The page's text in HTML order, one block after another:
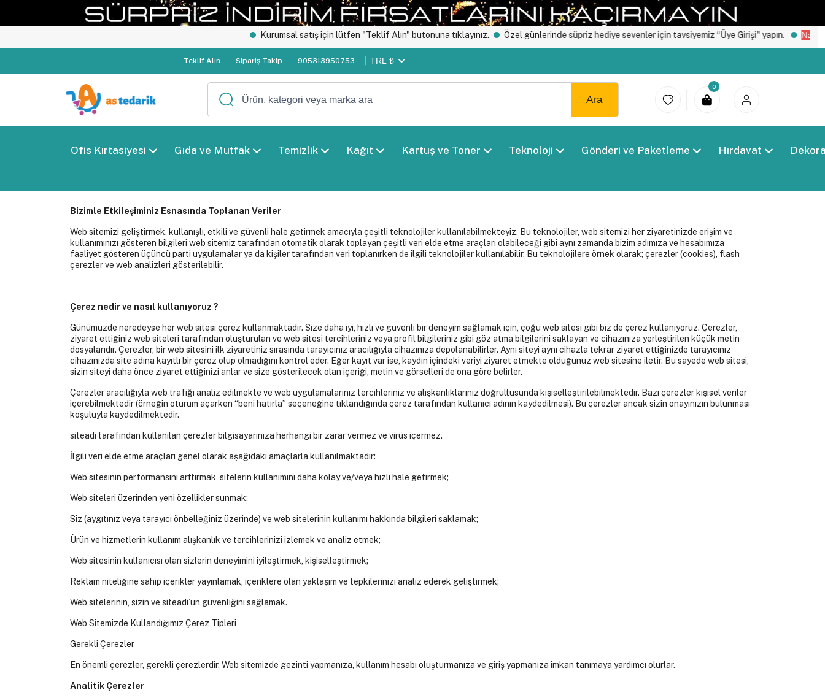
Kurumsal satış için lütfen "Teklif Alın" butonuna tıklayınız. Özel günlerinde süpriz hediye sevenler için tavsiyemiz “Üye Girişi" yapın. Nakit / Kredi
Teklif Alın Sipariş Takip 905313950753 TRL ₺
Ara
0
Ofis Kırtasiyesi Gıda ve Mutfak Temizlik Kağıt Kartuş ve Toner Teknoloji Gönderi ve Paketleme Hırdavat
Bizimle Etkileşiminiz Esnasında Toplanan Veriler
Web sitemizi geliştirmek, kullanışlı, etkili ve güvenli hale getirmek amacıyla çeşitli teknolojiler kullanılabilmekteyiz. Bu teknolojiler, web sitemizi her ziyaretinizde erişim ve
kullanımınızı gösteren bilgileri web sitemiz tarafından otomatik olarak toplayan çeşitli veri elde etme araçları olabileceği gibi aynı zamanda bizim adımıza ve hesabımıza
faaliyet gösteren üçüncü parti uygulamalar ya da kişiler tarafından veri toplanırken de ilgili teknolojiler kullanılabilir. Bu teknolojilere örnek olarak; çerezler (cookies), flash
çerezler ve web analizleri gösterilebilir.
Çerez nedir ve nasıl kullanıyoruz ?
Günümüzde neredeyse her web sitesi çerez kullanmaktadır. Size daha iyi, hızlı ve güvenli bir deneyim sağlamak için, çoğu web sitesi gibi biz de çerez kullanıyoruz. Çerezler,
ziyaret ettiğiniz web siteleri tarafından oluşturulan ve web sitesi tercihleriniz veya profil bilgileriniz gibi göz atma bilgilerini saklayan ve cihazınıza yerleştirilen küçük metin
dosyalarıdır. Çerezler, bir web sitesini ilk ziyaretiniz sırasında tarayıcınız aracılığıyla cihazınıza depolanabilirler. Aynı siteyi aynı cihazla tekrar ziyaret ettiğinizde tarayıcınız
cihazınızda site adına kayıtlı bir çerez olup olmadığını kontrol eder. Eğer kayıt var ise, kaydın içindeki veriyi ziyaret etmekte olduğunuz web sitesine iletir. Bu sayede web sitesi,
sizin siteyi daha önce ziyaret ettiğinizi anlar ve size gösterilecek olan içeriği, metin ve görselleri de ona göre belirler.
Çerezler aracılığıyla web trafiği analiz edilmekte ve web uygulamalarınız tercihleriniz ve alışkanlıklarınız doğrultusunda kişiselleştirilebilmektedir. Bazı çerezler kişisel veriler
içerebilmektedir (örneğin oturum açarken “beni hatırla” seçeneğine tıklandığında çerez tarafından kullanıcı adının kaydedilmesi). Bu çerezler ancak sizin onayınızın bulunması
koşuluyla kaydedilmektedir.
siteadi tarafından kullanılan çerezler bilgisayarınıza herhangi bir zarar vermez ve virüs içermez.
İlgili veri elde etme araçları genel olarak aşağıdaki amaçlarla kullanılmaktadır:
Web sitesinin performansını arttırmak, sitelerin kullanımını daha kolay ve/veya hızlı hale getirmek;
Web siteleri üzerinden yeni özellikler sunmak;
Siz (aygıtınız veya tarayıcı önbelleğiniz üzerinde) ve web sitelerinin kullanımı hakkında bilgileri saklamak;
Ürün ve hizmetlerin kullanım alışkanlık ve tercihlerinizi izlemek ve analiz etmek;
Web sitesinin kullanıcısı olan sizlerin deneyimini iyileştirmek, kişiselleştirmek;
Reklam niteliğine sahip içerikler yayınlamak, içeriklere olan yaklaşım ve tepkilerinizi analiz ederek geliştirmek;
Web sitelerinin, sizin ve siteadi’un güvenliğini sağlamak.
Web Sitemizde Kullandığımız Çerez Tipleri
Gerekli Çerezler
En önemli çerezler, gerekli çerezlerdir. Web sitemizde gezinti yapmanıza, kullanım hesabı oluşturmanıza ve giriş yapmanıza imkan tanımaya yardımcı olurlar.
Analitik Çerezler